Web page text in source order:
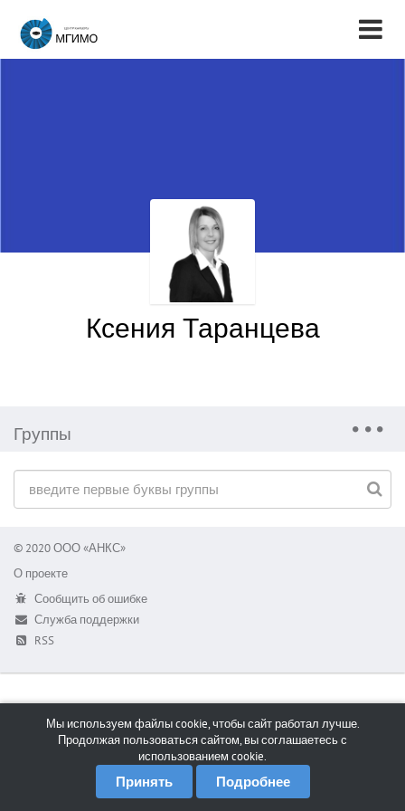
Ксения Таранцева
Группы
© 2020 ООО «АНКС»
О проекте
Сообщить об ошибке
Служба поддержки
RSS
Мы используем файлы cookie, чтобы сайт работал лучше.
Продолжая пользоваться сайтом, вы соглашаетесь с
использованием cookie.
Принять Подробнее